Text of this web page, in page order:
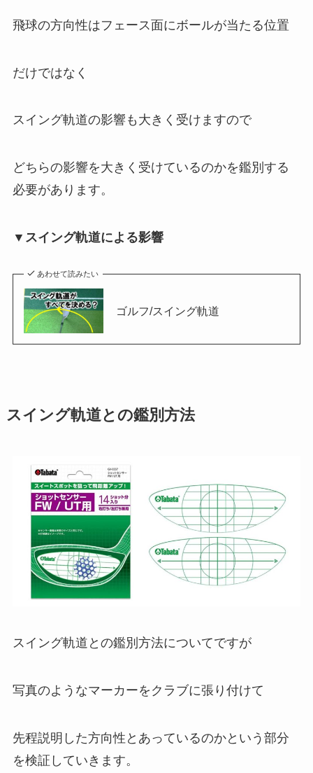
飛球の方向性はフェース面にボールが当たる位置
だけではなく
スイング軌道の影響も大きく受けますので
どちらの影響を大きく受けているのかを鑑別する
必要があります。
▼スイング軌道による影響
あわせて読みたい
ゴルフ/スイング軌道
スイング軌道との鑑別方法
スイング軌道との鑑別方法についてですが
写真のようなマーカーをクラブに張り付けて
先程説明した方向性とあっているのかという部分
を検証していきます。